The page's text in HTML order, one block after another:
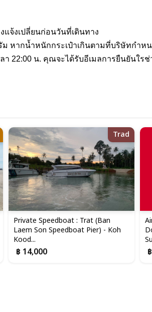
แจ้งเปลี่ยนก่อนวันที่เดินทาง
หากน้ำหนักกระเป๋าเกินตามที่บริษัทกำหน
22:00 น. คุณจะได้รับอีเมลการยืนยันใรช่
Trad
Private Speedboat : Trat (Ban
Laem Son Speedboat Pier) - Koh
Kood...
฿ 14,000